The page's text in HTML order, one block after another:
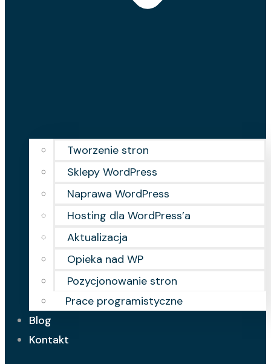
Tworzenie stron
Sklepy WordPress
Naprawa WordPress
Hosting dla WordPress’a
Aktualizacja
Opieka nad WP
Pozycjonowanie stron
Prace programistyczne
Blog
Kontakt